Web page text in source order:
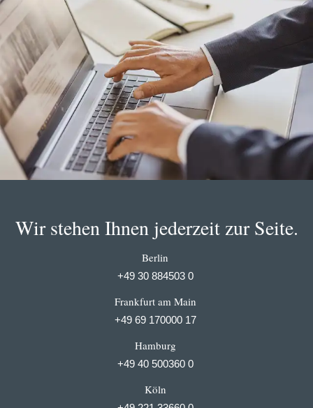
Wir stehen Ihnen jederzeit zur Seite.
Berlin
+49 30 884503 0
Frankfurt am Main
+49 69 170000 17
Hamburg
+49 40 500360 0
Köln